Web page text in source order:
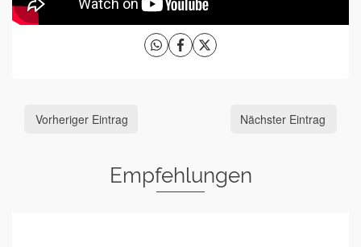
Vorheriger Eintrag Nächster Eintrag
Empfehlungen